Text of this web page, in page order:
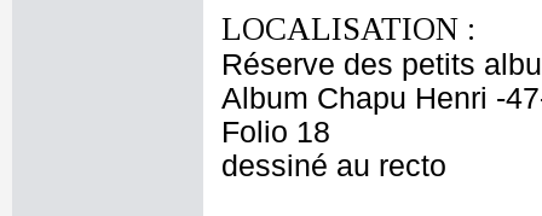
LOCALISATION :
Réserve des petits
Album Chapu Henri -
Folio 18
dessiné au recto